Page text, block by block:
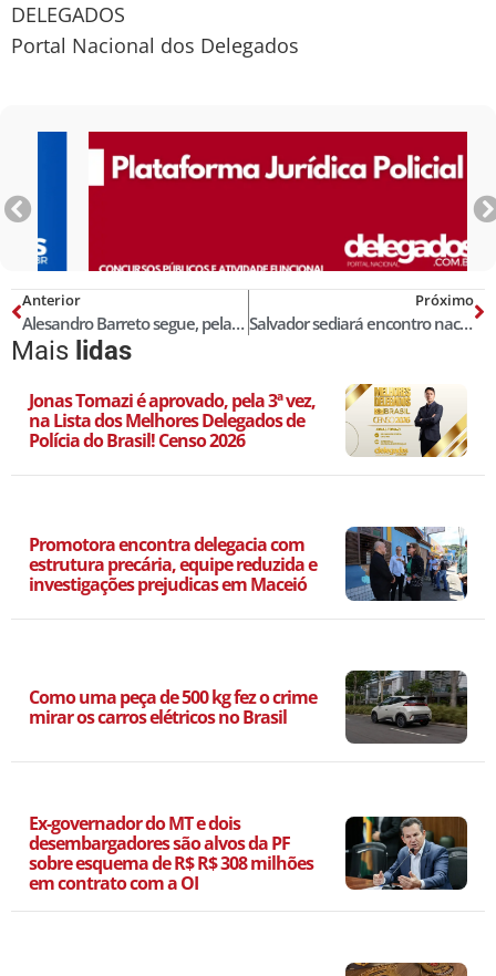
DELEGADOS
Portal Nacional dos Delegados
Anterior
Alesandro Barreto segue, pela 10ª vez, na Lista dos Melhores Delegados de Polícia do Brasil! Censo 2026
Próximo
Salvador sediará encontro nacional de combate ao crime organizado
Mais lidas
Jonas Tomazi é aprovado, pela 3ª vez,
na Lista dos Melhores Delegados de
Polícia do Brasil! Censo 2026
Promotora encontra delegacia com
estrutura precária, equipe reduzida e
investigações prejudicas em Maceió
Como uma peça de 500 kg fez o crime
mirar os carros elétricos no Brasil
Ex-governador do MT e dois
desembargadores são alvos da PF
sobre esquema de R$ R$ 308 milhões
em contrato com a OI